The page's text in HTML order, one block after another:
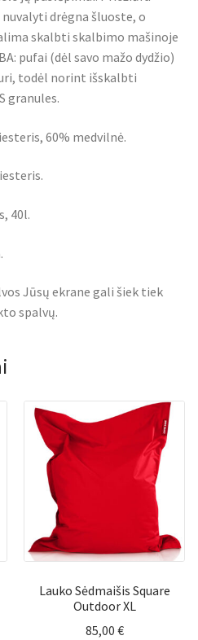
drėgna šluoste, o
skalbti skalbimo mašinoje
pufai (dėl savo mažo dydžio)
todėl norint išskalbti
granules.
60% medvilnė.
40l.
Jūsų ekrane gali šiek tiek
spalvų.
Lauko Sėdmaišis Square
Outdoor XL
85,00 €